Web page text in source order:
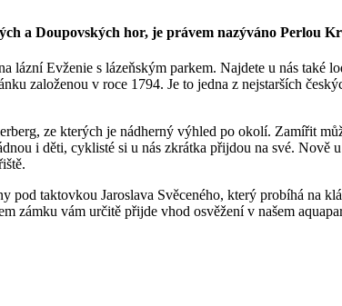
a Doupovských hor, je právem nazýváno Perlou
lázní Evženie s lázeňským parkem. Najdete u nás
založenou v roce 1794. Je to jedna z nejstarších
ze kterých je nádherný výhled po okolí. Zamířit
i děti, cyklisté si u nás zkrátka přijdou na své. Nově
taktovkou Jaroslava Svěceného, který probíhá na
zámku vám určitě přijde vhod osvěžení v našem